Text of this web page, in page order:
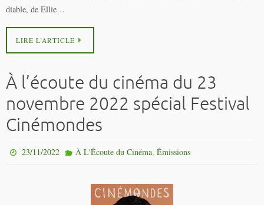
diable, de Ellie…
LIRE L’ARTICLE
À l’écoute du cinéma du 23
novembre 2022 spécial Festival
Cinémondes
23/11/2022 À L'Écoute du Cinéma, Émissions